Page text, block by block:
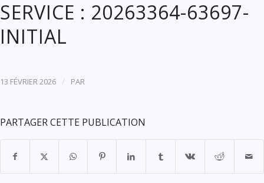
SERVICE : 20263364-63697-
INITIAL
13 FÉVRIER 2026 / PAR
PARTAGER CETTE PUBLICATION